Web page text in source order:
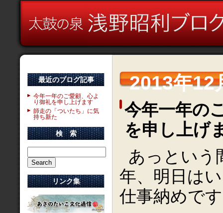
最近のブログ記事
今年一年のご愛顧、心よ
り御礼を申し上げます
師走の「ついたち」に気
持ち新た
検 索
リンク集
2013年12
今年一年の
を申し上げ
あっという
年、明日は
仕事納めで